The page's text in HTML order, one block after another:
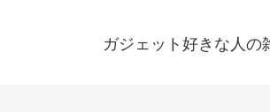
ガジェット好きな人の